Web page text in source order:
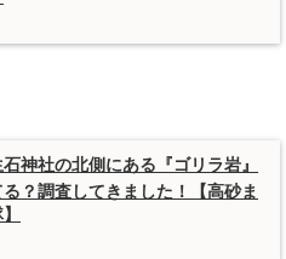
石神社の北側にある『ゴリラ岩』
る？調査してきました！【高砂ま